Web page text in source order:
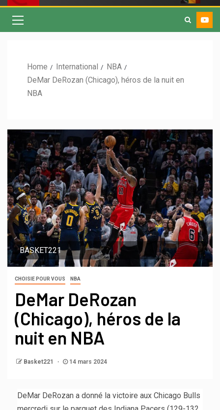
Home International
NBA
DeMar DeRozan (Chicago), héros de la nuit en
NBA
BASKET221
CHOISIE POUR VOUS NBA
DeMar DeRozan
(Chicago), héros de la
nuit en NBA
Basket221 14 mars 2024
DeMar DeRozan a donné la victoire aux Chicago Bulls